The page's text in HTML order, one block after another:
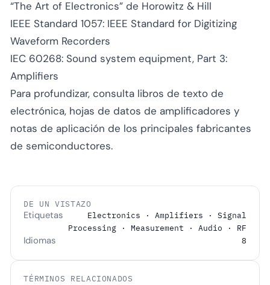
“The Art of Electronics” de Horowitz & Hill
IEEE Standard 1057: IEEE Standard for Digitizing
Waveform Recorders
IEC 60268: Sound system equipment, Part 3:
Amplifiers
Para profundizar, consulta libros de texto de
electrónica, hojas de datos de amplificadores y
notas de aplicación de los principales fabricantes
de semiconductores.
DE UN VISTAZO
Etiquetas
Electronics · Amplifiers · Signal
Processing · Measurement · Audio · RF
Idiomas 8
TÉRMINOS RELACIONADOS